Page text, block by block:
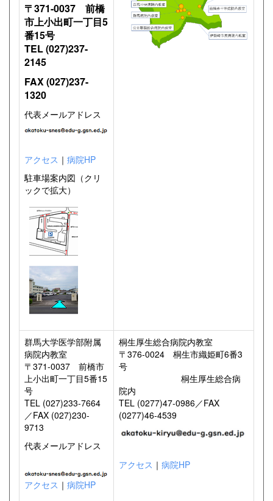
〒371-0037 前橋
市上小出町一丁目5
番15号
TEL (027)237-
2145
FAX (027)237-
1320
代表メールアドレス
アクセス ｜ 病院HP
駐車場案内図（クリ
ックで拡大）
群馬大学医学部附属
病院内教室
〒371-0037 前橋市
上小出町一丁目5番15
号
TEL (027)233-7664
／FAX (027)230-
9713
代表メールアドレス
アクセス ｜ 病院HP
桐生厚生総合病院内教室
〒376-0024 桐生市織姫町6番3
号
桐生厚生総合病
院内
TEL (0277)47-0986／FAX
(0277)46-4539
アクセス ｜ 病院HP